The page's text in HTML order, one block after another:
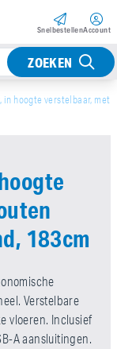
Snel­bestellenAccount
ZOEKEN
in hoogte verstelbaar, met
183cm
Verstelbare
vloeren. Inclusief
A aansluitingen.